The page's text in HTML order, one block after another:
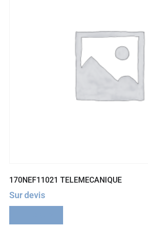
170NEF11021 TELEMECANIQUE
Sur devis